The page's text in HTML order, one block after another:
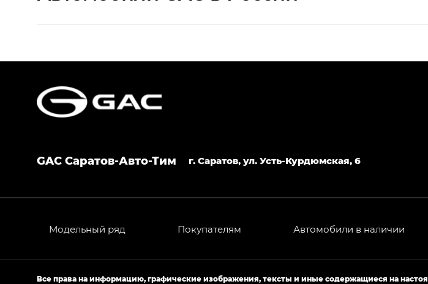
HYPTEC HT — Хайптек Эйч Ти (HYPTEC HT) в комплектации Экс
GS8 — Джи Эс 8 (GS8) в комплектациях Джи Эс 8 ТРЭВЕЛЛЕР — GS8
Empow — Эмпау (Empow) в комплектации Джи Эс — GS, Джи Эль с
GAC Саратов-Авто-Тим г. Саратов, ул. Усть-Курдюмская, 6
Модельный ряд Покупателям Автомобили в наличии
Все права на информацию, графические изображения, тексты и иные содержащиеся на